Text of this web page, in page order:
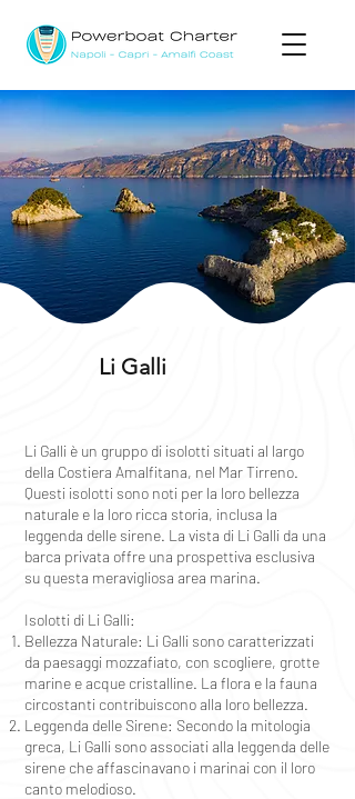
Li Galli
Li Galli è un gruppo di isolotti situati al largo
della Costiera Amalfitana, nel Mar Tirreno.
Questi isolotti sono noti per la loro bellezza
naturale e la loro ricca storia, inclusa la
leggenda delle sirene. La vista di Li Galli da una
barca privata offre una prospettiva esclusiva
su questa meravigliosa area marina.
Isolotti di Li Galli:
Bellezza Naturale: Li Galli sono caratterizzati
da paesaggi mozzafiato, con scogliere, grotte
marine e acque cristalline. La flora e la fauna
circostanti contribuiscono alla loro bellezza.
Leggenda delle Sirene: Secondo la mitologia
greca, Li Galli sono associati alla leggenda delle
sirene che affascinavano i marinai con il loro
canto melodioso.